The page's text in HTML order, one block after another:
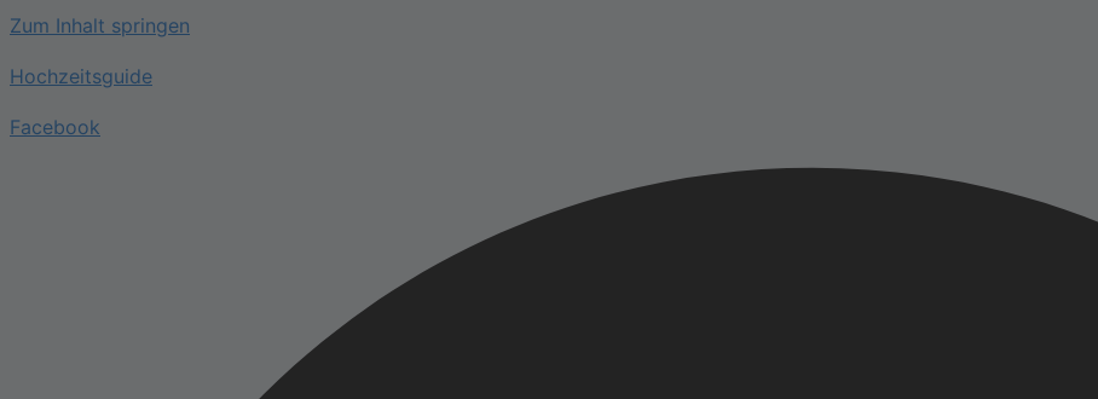
Zum Inhalt springen
Hochzeitsguide
Facebook